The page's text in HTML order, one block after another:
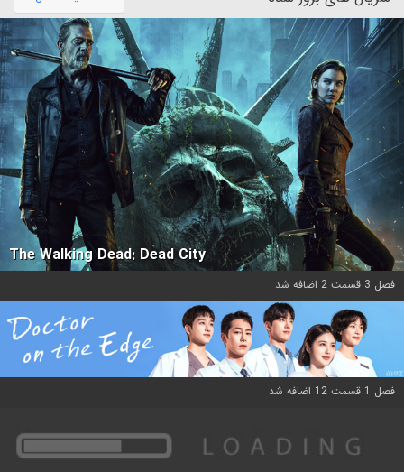
The Walking Dead: Dead City
فصل 3 قسمت 2 اضافه شد
فصل 1 قسمت 12 اضافه شد